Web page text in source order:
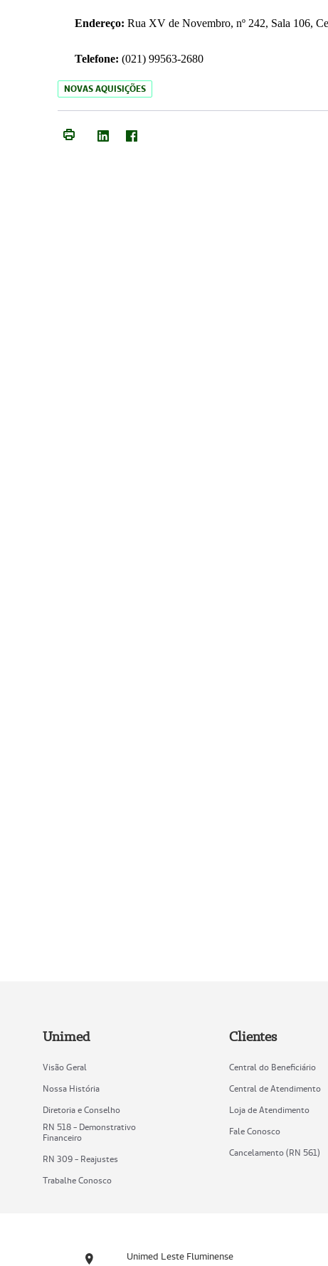
Endereço: Rua XV de Novembro, nº 242, Sala 106,
Telefone: (021) 99563-2680
NOVAS AQUISIÇÕES
Unimed
Visão Geral
Nossa História
Diretoria e Conselho
RN 518 - Demonstrativo
Financeiro
RN 309 - Reajustes
Trabalhe Conosco
Clientes
Central do Beneficiário
Central de Atendimento
Loja de Atendimento
Fale Conosco
Cancelamento (RN 561)
Unimed Leste Fluminense